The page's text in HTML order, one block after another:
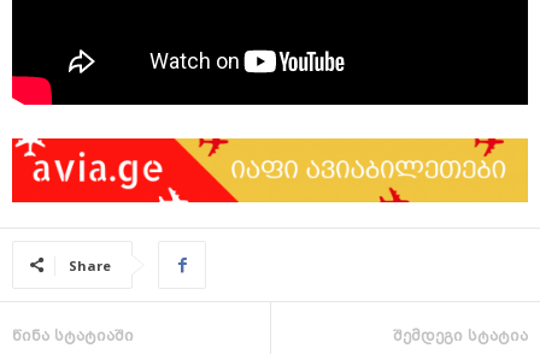
Share
წინა სტატიაში შემდეგი სტატია